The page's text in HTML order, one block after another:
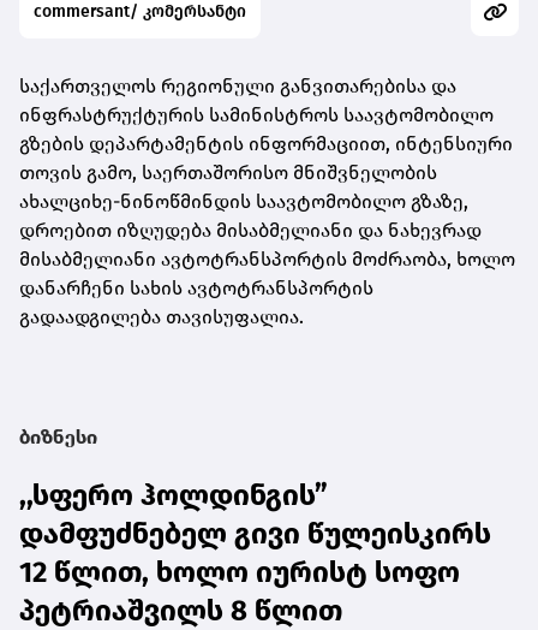
commersant/ კომერსანტი
საქართველოს რეგიონული განვითარებისა და
ინფრასტრუქტურის სამინისტროს საავტომობილო
გზების დეპარტამენტის ინფორმაციით, ინტენსიური
თოვის გამო, საერთაშორისო მნიშვნელობის
ახალციხე-ნინოწმინდის საავტომობილო გზაზე,
დროებით იზღუდება მისაბმელიანი და ნახევრად
მისაბმელიანი ავტოტრანსპორტის მოძრაობა, ხოლო
დანარჩენი სახის ავტოტრანსპორტის
გადაადგილება თავისუფალია.
ბიზნესი
,,სფერო ჰოლდინგის”
დამფუძნებელ გივი წულეისკირს
12 წლით, ხოლო იურისტ სოფო
პეტრიაშვილს 8 წლით